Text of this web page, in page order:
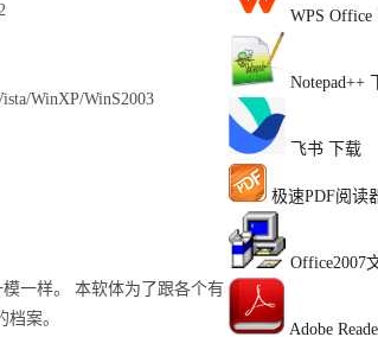
WinXP/WinS2003
一样。 本软体为了跟各个有
案。
WPS Office
Notepad++
飞书 下载
极速PDF阅读
Office2007
Adobe